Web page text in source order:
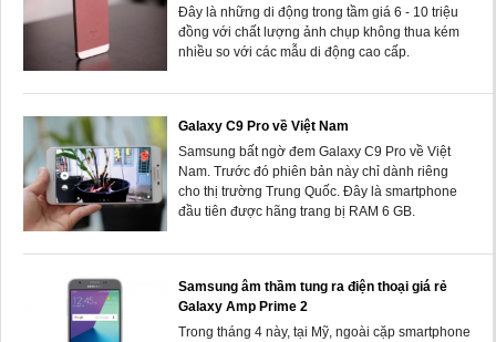
Đây là những di động trong tầm giá 6 - 10 triệu
đồng với chất lượng ảnh chụp không thua kém
nhiều so với các mẫu di động cao cấp.
Galaxy C9 Pro về Việt Nam
Samsung bất ngờ đem Galaxy C9 Pro về Việt
Nam. Trước đó phiên bản này chỉ dành riêng
cho thị trường Trung Quốc. Đây là smartphone
đầu tiên được hãng trang bị RAM 6 GB.
Samsung âm thầm tung ra điện thoại giá rẻ
Galaxy Amp Prime 2
Trong tháng 4 này, tại Mỹ, ngoài cặp smartphone